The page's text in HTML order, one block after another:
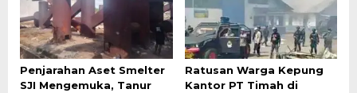
Penjarahan Aset Smelter
SJI Mengemuka, Tanur
Ratusan Warga Kepung
Kantor PT Timah di